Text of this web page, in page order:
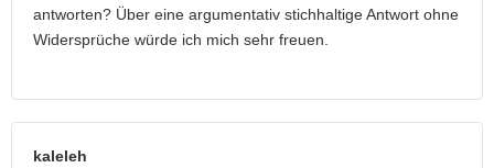
antworten? Über eine argumentativ stichhaltige Antwort ohne
Widersprüche würde ich mich sehr freuen.
kaleleh